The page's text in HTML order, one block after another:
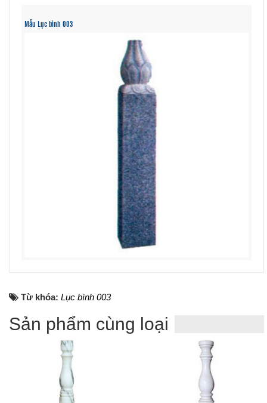
Mẫu Lục bình 003
Từ khóa: Lục bình 003
Sản phẩm cùng loại